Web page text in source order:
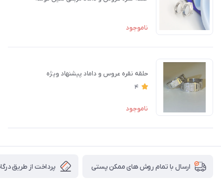
ناموجود
حلقه نقره عروس و داماد پیشنهاد ویژه
4
ناموجود
ارسال با تمام روش های ممکن پستی پرداخت از طریق